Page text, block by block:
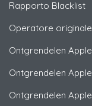
Rapporto Blacklist
Operatore originale
Ontgrendelen Apple
Ontgrendelen Apple
Ontgrendelen Apple